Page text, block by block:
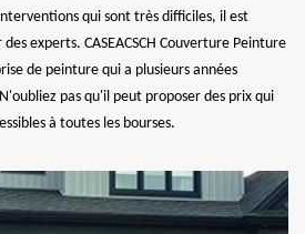
qui sont très difficiles, il est
experts. CASEACSCH Couverture Peinture
de peinture qui a plusieurs années
pas qu'il peut proposer des prix qui
à toutes les bourses.